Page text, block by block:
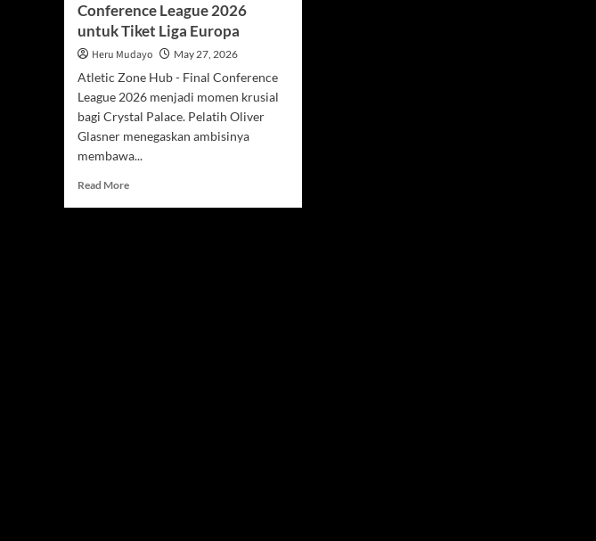
Conference League 2026
untuk Tiket Liga Europa
Heru Mudayo May 27, 2026
Atletic Zone Hub - Final Conference
League 2026 menjadi momen krusial
bagi Crystal Palace. Pelatih Oliver
Glasner menegaskan ambisinya
membawa...
Read MoreRead